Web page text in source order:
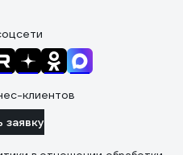
клиентов
заявку